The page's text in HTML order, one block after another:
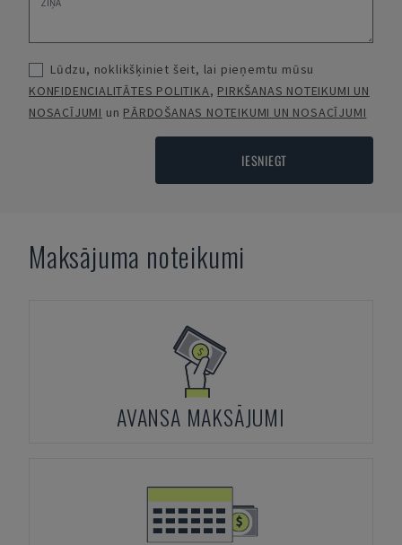
Lūdzu, noklikšķiniet šeit, lai pieņemtu mūsu
KONFIDENCIALITĀTES POLITIKA, PIRKŠANAS NOTEIKUMI UN
NOSACĪJUMI un PĀRDOŠANAS NOTEIKUMI UN NOSACĪJUMI
IESNIEGT
Maksājuma noteikumi
AVANSA MAKSĀJUMI